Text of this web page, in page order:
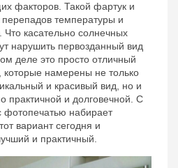
факторов. Такой фартук и
перепадов температуры и
Что касательно солнечных
нарушить первозданный вид
деле это просто отличный
которые намерены не только
и красивый вид, но и
практичной и долговечной. С
набирает
вариант сегодня и
и практичный.